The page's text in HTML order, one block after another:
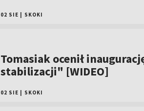
02 SIE SKOKI
Tomasiak ocenił
stabilizacji" [WIDEO]
02 SIE SKOKI